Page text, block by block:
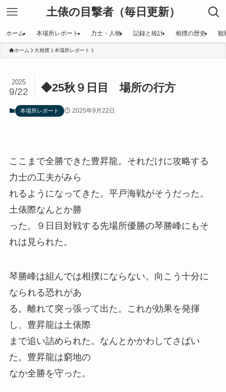
土俵の目撃者（毎日更新）
ホーム 本場所レポート 力士・人物 記録と統計 相撲の歴史 観
ホーム 大相撲 本場所レポート
◆25秋９日目 場所の行方
2025
9/22
本場所レポート 2025年9月22日
ここまで全勝できた豊昇龍。それだけに攻略する
力士の工夫がみら
れるようになってきた。平戸海戦がそうだった。
土俵際なんとか勝
った。９日目対戦する先場所優勝の琴勝峰にもそ
れは見られた。
琴勝峰は組んでは相撲にならない。向こう十分に
なられる恐れがあ
る。離れて突っ張って出た。これが効果を発揮
し、豊昇龍は土俵際
まで追い詰められた。なんとかかわしてさばい
た。豊昇龍は窮地の
なか全勝を守った。